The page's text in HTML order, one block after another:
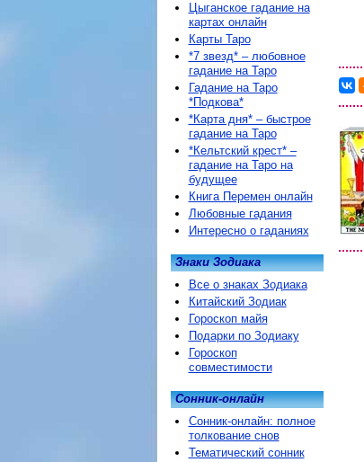
Цыганское гадание на
картах онлайн
Карты Таро
*7 звезд* – любовное
гадание на Таро
Гадание на Таро
*Подкова*
*Карта дня* – быстрое
гадание на Таро
*Кельтский крест* –
гадание на Таро на
будущее
Книга Перемен онлайн
Любовные гадания
Интересно о гаданиях
Знаки Зодиака
Все о знаках Зодиака
Китайский Зодиак
Гороскоп майя
Подарки по Зодиаку
Гороскоп
совместимости
Сонник-онлайн
Сонник-онлайн: полное
толкование снов
Тематический сонник